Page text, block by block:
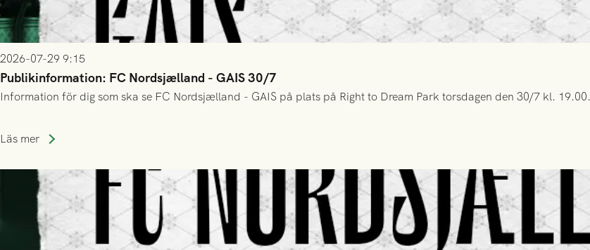
2026-07-29 9:15
Publikinformation: FC Nordsjælland - GAIS 30/7
Information för dig som ska se FC Nordsjælland - GAIS på plats på Right to Dream Park torsdagen den 30/7 kl. 19.00.
Läs mer